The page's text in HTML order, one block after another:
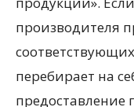
производителя
перебирает на
предоставление